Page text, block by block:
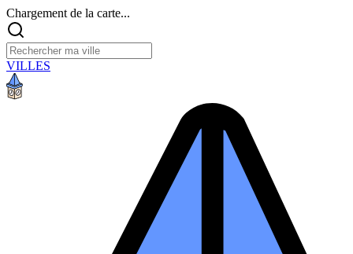
Chargement de la carte...
VILLES